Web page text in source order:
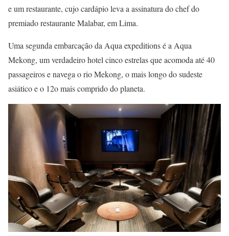
e um restaurante, cujo cardápio leva a assinatura do chef do
premiado restaurante Malabar, em Lima.
Uma segunda embarcação da Aqua expeditions é a Aqua
Mekong, um verdadeiro hotel cinco estrelas que acomoda até 40
passageiros e navega o rio Mekong, o mais longo do sudeste
asiático e o 12o mais comprido do planeta.